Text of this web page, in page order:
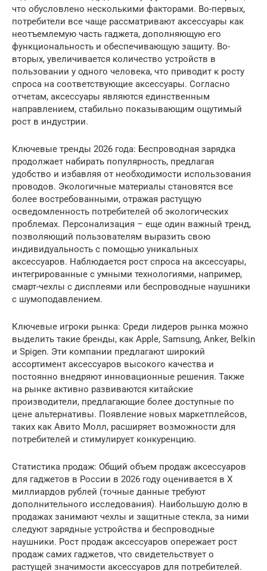
что обусловлено несколькими факторами. Во-первых,
потребители все чаще рассматривают аксессуары как
неотъемлемую часть гаджета, дополняющую его
функциональность и обеспечивающую защиту. Во-
вторых, увеличивается количество устройств в
пользовании у одного человека, что приводит к росту
спроса на соответствующие аксессуары. Согласно
отчетам, аксессуары являются единственным
направлением, стабильно показывающим ощутимый
рост в индустрии.
Ключевые тренды 2026 года: Беспроводная зарядка
продолжает набирать популярность, предлагая
удобство и избавляя от необходимости использования
проводов. Экологичные материалы становятся все
более востребованными, отражая растущую
осведомленность потребителей об экологических
проблемах. Персонализация – еще один важный тренд,
позволяющий пользователям выразить свою
индивидуальность с помощью уникальных
аксессуаров. Наблюдается рост спроса на аксессуары,
интегрированные с умными технологиями, например,
смарт-чехлы с дисплеями или беспроводные наушники
с шумоподавлением.
Ключевые игроки рынка: Среди лидеров рынка можно
выделить такие бренды, как Apple, Samsung, Anker, Belkin
и Spigen. Эти компании предлагают широкий
ассортимент аксессуаров высокого качества и
постоянно внедряют инновационные решения. Также
на рынке активно развиваются китайские
производители, предлагающие более доступные по
цене альтернативы. Появление новых маркетплейсов,
таких как Авито Молл, расширяет возможности для
потребителей и стимулирует конкуренцию.
Статистика продаж: Общий объем продаж аксессуаров
для гаджетов в России в 2026 году оценивается в X
миллиардов рублей (точные данные требуют
дополнительного исследования). Наибольшую долю в
продажах занимают чехлы и защитные стекла, за ними
следуют зарядные устройства и беспроводные
наушники. Рост продаж аксессуаров опережает рост
продаж самих гаджетов, что свидетельствует о
растущей значимости аксессуаров для потребителей.